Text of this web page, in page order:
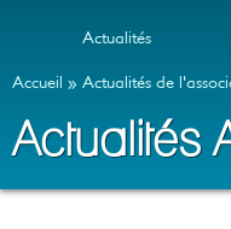
Accueil
Actualités
Actualités de
Actualités